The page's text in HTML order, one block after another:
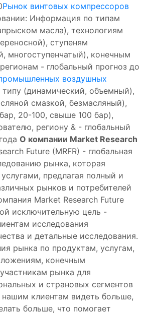
Рынок винтовых компрессоров
Информация по типам
масла), технологиям
ступеням
многоступенчатый), конечным
- глобальный прогноз до
воздушных
типу (динамический, объемный),
смазкой, безмасляный),
20-100, свыше 100 бар),
региону & - глобальный
О компании Market Research
Future (MRFR) - глобальная
рынка, которая
предлагая полный и
рынков и потребителей
Market Research Future
исключительную цель -
исследования
и детальные исследования.
рынка по продуктам, услугам,
конечным
рынка для
и страновых сегментов
клиентам видеть больше,
больше, что помогает